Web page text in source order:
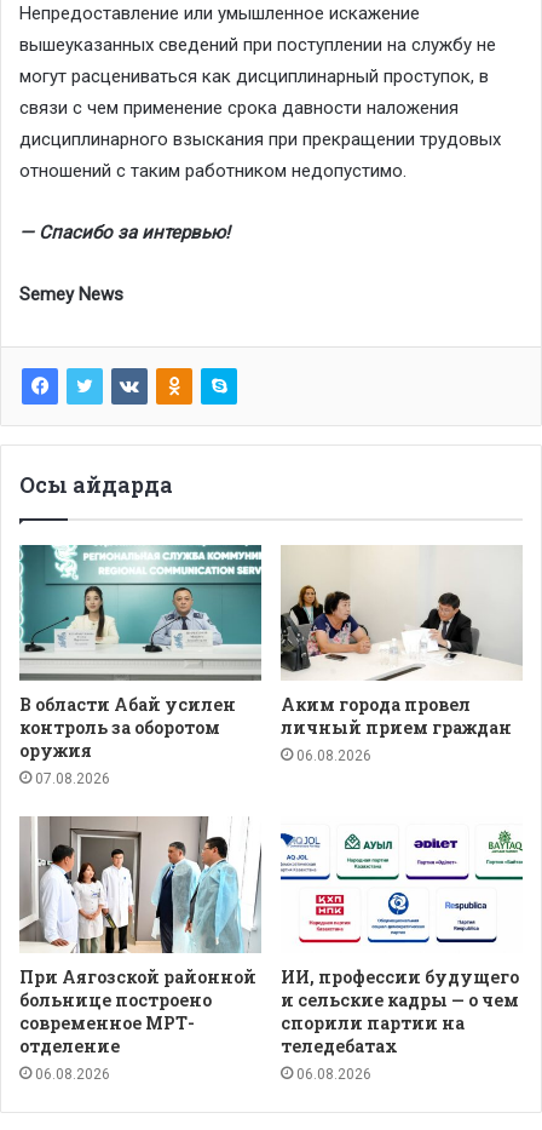
Непредоставление или умышленное искажение
вышеуказанных сведений при поступлении на службу не
могут расцениваться как дисциплинарный проступок, в
связи с чем применение срока давности наложения
дисциплинарного взыскания при прекращении трудовых
отношений с таким работником недопустимо.
— Спасибо за интервью!
Semey News
Осы айдарда
В области Абай усилен
контроль за оборотом
оружия
07.08.2026
Аким города провел
личный прием граждан
06.08.2026
При Аягозской районной
больнице построено
современное МРТ-
отделение
06.08.2026
ИИ, профессии будущего
и сельские кадры — о чем
спорили партии на
теледебатах
06.08.2026